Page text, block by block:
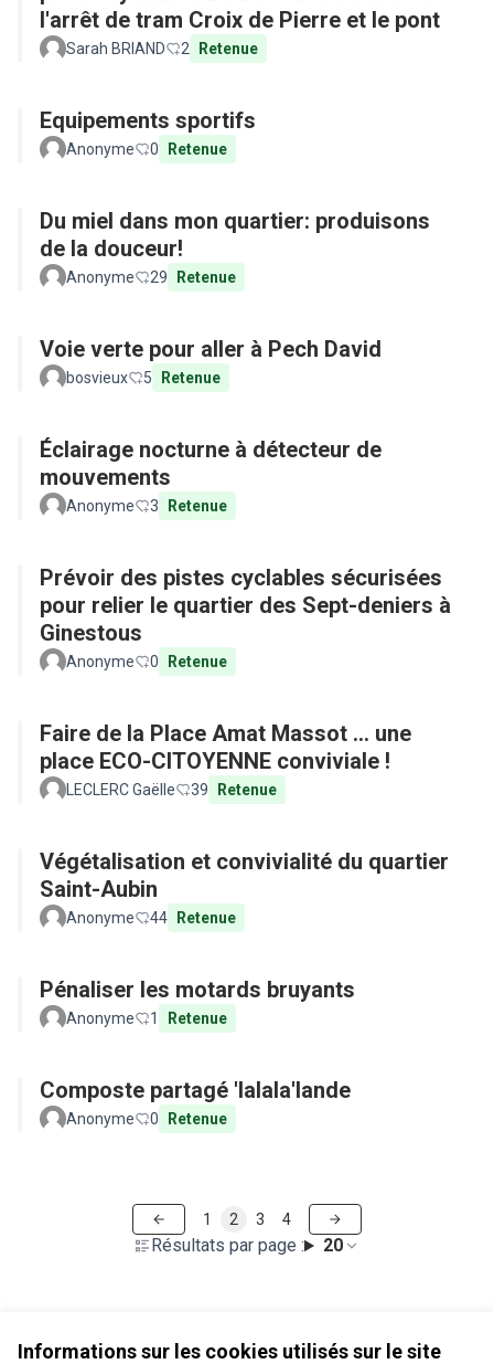
Informations sur les cookies utilisés sur le site
l'arrêt de tram Croix de Pierre et le pont
Sarah BRIAND 2 Retenue
Equipements sportifs
Anonyme 0 Retenue
Du miel dans mon quartier: produisons
de la douceur!
Anonyme 29 Retenue
Voie verte pour aller à Pech David
bosvieux 5 Retenue
Éclairage nocturne à détecteur de
mouvements
Anonyme 3 Retenue
Prévoir des pistes cyclables sécurisées
pour relier le quartier des Sept-deniers à
Ginestous
Anonyme 0 Retenue
Faire de la Place Amat Massot ... une
place ECO-CITOYENNE conviviale !
LECLERC Gaëlle 39 Retenue
Végétalisation et convivialité du quartier
Saint-Aubin
Anonyme 44 Retenue
Pénaliser les motards bruyants
Anonyme 1 Retenue
Composte partagé 'lalala'lande
Anonyme 0 Retenue
Résultats par page : 20
1 2 3 4